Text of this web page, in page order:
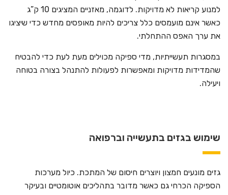
למנוע קריאות לא מדויקות. לדוגמה, מאזניים המציגים 10 ק”ג
כאשר אינם מועמסים כלל צריכים להיות מאופסים מחדש כדי שיציגו
את ערך האפס ההתחלתי.
במסגרות תעשייתיות, מדי ספיקה מכוילים מעת לעת כדי להבטיח
שהמדידות מדויקות ומאפשרות לפעולות להתנהל בצורה בטוחה
ויעילה.
שימוש בגזים בתעשייה וברפואה
גזים מונעים חמצון ויוצרים חיסום של המתכת. כיול מערכות
הספיקה הכרחי גם כאשר מדובר בתהליכים אוטומטיים ובעיקר